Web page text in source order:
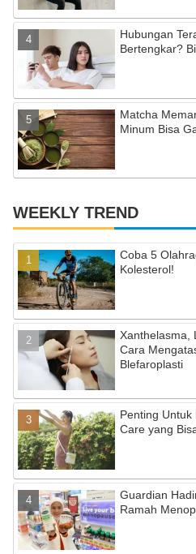
el
Hubungan
Bertengkar?
Matcha
Minum Bisa
WEEKLY TREND
Coba 5
Kolesterol!
Xanthelasma,
Cara
Blefaroplasti
Penting Untuk
Care yang
Guardian
Ramah